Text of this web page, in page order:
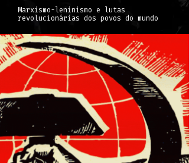
Marxismo-leninismo e lutas
revolucionárias dos povos do mundo